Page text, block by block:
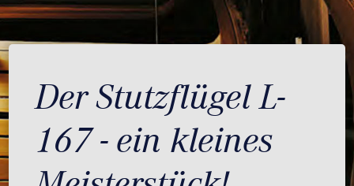
Der Stutzflügel L-
167 - ein kleines